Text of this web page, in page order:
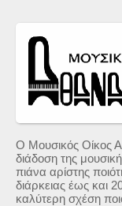
Ο Μουσικός Οίκος
διάδοση της
πιάνα αρίστης
διάρκειας έως και
καλύτερη σχέση